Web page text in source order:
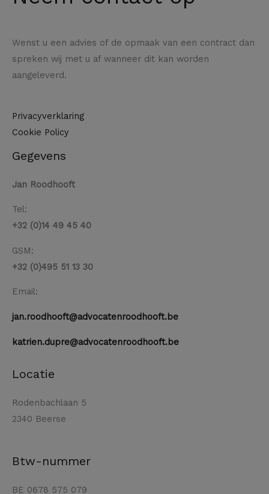
Wenst u een advies of de opmaak van een contract dan
spreken wij met u af wanneer dit kan worden
aangeleverd.
Privacyverklaring
Cookie Policy
Gegevens
Jan Roodhooft
Tel:
+32 (0)14 49 45 40
GSM:
+32 (0)495 51 13 30
Email:
jan.roodhooft@advocatenroodhooft.be
katrien.dupre@advocatenroodhooft.be
Locatie
Rodenbachlaan 5
2340 Beerse
Btw-nummer
BE 0678 575 079